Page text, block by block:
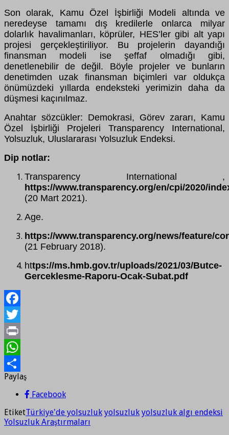
Son olarak, Kamu Özel İşbirliği Modeli altında ve
neredeyse tamamı dış kredilerle onlarca milyar
dolarlık havalimanları, köprüler, HES’ler gibi alt yapı
projesi gerçekleştiriliyor. Bu projelerin dayandığı
finansman modeli ise şeffaf olmadığı gibi,
denetlenebilir de değil. Böyle projeler ve bunların
denetimden uzak finansman biçimleri var oldukça
önümüzdeki yıllarda endeksteki yerimizin daha da
düşmesi kaçınılmaz.
Anahtar sözcükler: Demokrasi, Görev zararı, Kamu
Özel İşbirliği Projeleri Transparency International,
Yolsuzluk, Uluslararası Yolsuzluk Endeksi.
Dip notlar:
Transparency International ,
https://www.transparency.org/en/cpi/2020/
(20 Mart 2021).
Age.
https://www.transparency.org/news/feature/
(21 February 2018).
https://ms.hmb.gov.tr/uploads/2021/03/Butce-
Gerceklesme-Raporu-Ocak-Subat.pdf
Facebook
Twitter
Print
WhatsApp
Paylaş
Paylaş
Facebook
EtiketTürkiye'de yolsuzluk yolsuzluk yolsuzluk algı endeksi
Yolsuzluk Araştırmaları